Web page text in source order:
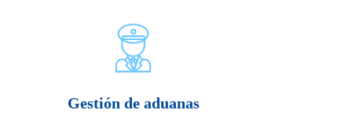
Gestión de aduanas